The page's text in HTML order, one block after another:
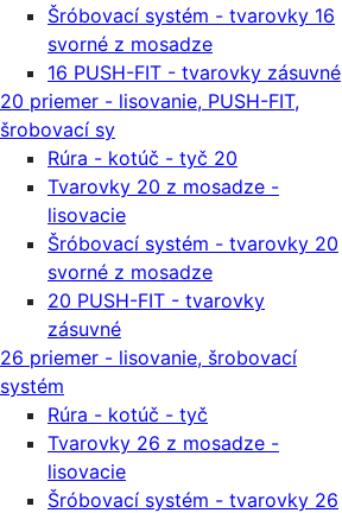
Šróbovací systém - tvarovky 16
svorné z mosadze
16 PUSH-FIT - tvarovky zásuvné
20 priemer - lisovanie, PUSH-FIT,
šrobovací sy
Rúra - kotúč - tyč 20
Tvarovky 20 z mosadze -
lisovacie
Šróbovací systém - tvarovky 20
svorné z mosadze
20 PUSH-FIT - tvarovky
zásuvné
26 priemer - lisovanie, šrobovací
systém
Rúra - kotúč - tyč
Tvarovky 26 z mosadze -
lisovacie
Šróbovací systém - tvarovky 26